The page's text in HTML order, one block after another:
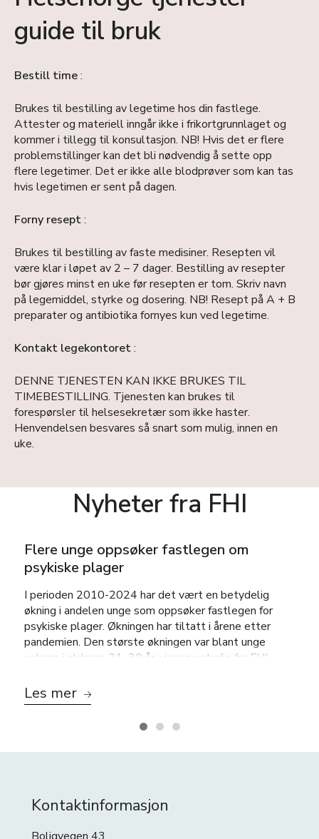
guide til bruk
Bestill time:
Brukes til bestilling av legetime hos din fastlege.
Attester og materiell inngår ikke i frikortgrunnlaget og
kommer i tillegg til konsultasjon. NB! Hvis det er flere
problemstillinger kan det bli nødvendig å sette opp
flere legetimer. Det er ikke alle blodprøver som kan tas
hvis legetimen er sent på dagen.
Forny resept:
Brukes til bestilling av faste medisiner. Resepten vil
være klar i løpet av 2 – 7 dager. Bestilling av resepter
bør gjøres minst en uke før resepten er tom. Skriv navn
på legemiddel, styrke og dosering. NB! Resept på A + B
preparater og antibiotika fornyes kun ved legetime.
Kontakt legekontoret:
DENNE TJENESTEN KAN IKKE BRUKES TIL
TIMEBESTILLING. Tjenesten kan brukes til
forespørsler til helsesekretær som ikke haster.
Henvendelsen besvares så snart som mulig, innen en
uke.
Nyheter fra FHI
Flere unge oppsøker fastlegen om
psykiske plager
I perioden 2010-2024 har det vært en betydelig
økning i andelen unge som oppsøker fastlegen for
psykiske plager. Økningen har tiltatt i årene etter
pandemien. Den største økningen var blant unge
voksne i alderen 21–30 år, viser ny studie fra FHI.
Les mer
Kontaktinformasjon